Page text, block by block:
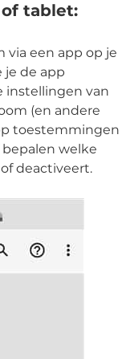
tablet:
via een app op je
je de app
instellingen van
(en andere
toestemmingen
welke
deactiveert.